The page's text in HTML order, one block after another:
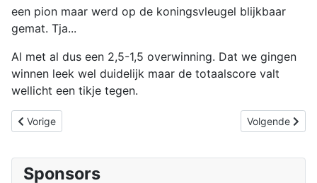
een pion maar werd op de koningsvleugel blijkbaar
gemat. Tja...
Al met al dus een 2,5-1,5 overwinning. Dat we gingen
winnen leek wel duidelijk maar de totaalscore valt
wellicht een tikje tegen.
Vorig artikel: Goes C - SKS C
Vorige Volgende
Volgende
Sponsors